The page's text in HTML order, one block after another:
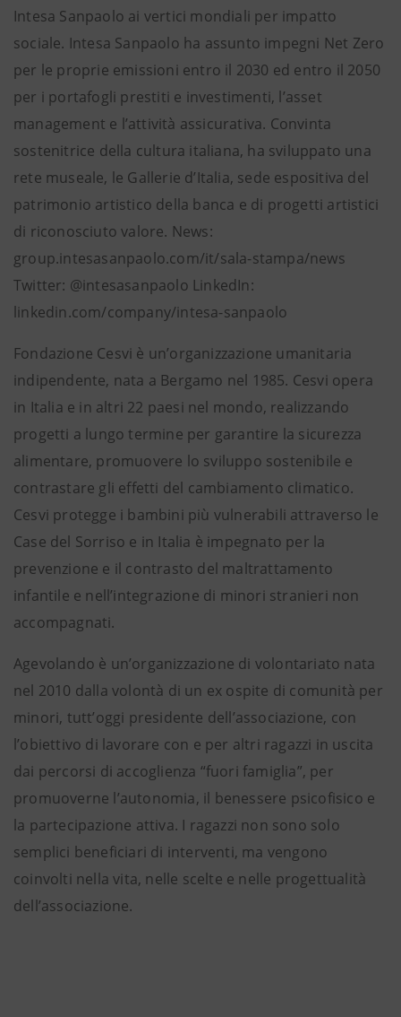
Intesa Sanpaolo ai vertici mondiali per impatto
sociale. Intesa Sanpaolo ha assunto impegni Net Zero
per le proprie emissioni entro il 2030 ed entro il 2050
per i portafogli prestiti e investimenti, l’asset
management e l’attività assicurativa. Convinta
sostenitrice della cultura italiana, ha sviluppato una
rete museale, le Gallerie d’Italia, sede espositiva del
patrimonio artistico della banca e di progetti artistici
di riconosciuto valore. News:
group.intesasanpaolo.com/it/sala-stampa/news
Twitter: @intesasanpaolo LinkedIn:
linkedin.com/company/intesa-sanpaolo
Fondazione Cesvi è un’organizzazione umanitaria
indipendente, nata a Bergamo nel 1985. Cesvi opera
in Italia e in altri 22 paesi nel mondo, realizzando
progetti a lungo termine per garantire la sicurezza
alimentare, promuovere lo sviluppo sostenibile e
contrastare gli effetti del cambiamento climatico.
Cesvi protegge i bambini più vulnerabili attraverso le
Case del Sorriso e in Italia è impegnato per la
prevenzione e il contrasto del maltrattamento
infantile e nell’integrazione di minori stranieri non
accompagnati.
Agevolando è un’organizzazione di volontariato nata
nel 2010 dalla volontà di un ex ospite di comunità per
minori, tutt’oggi presidente dell’associazione, con
l’obiettivo di lavorare con e per altri ragazzi in uscita
dai percorsi di accoglienza “fuori famiglia”, per
promuoverne l’autonomia, il benessere psicofisico e
la partecipazione attiva. I ragazzi non sono solo
semplici beneficiari di interventi, ma vengono
coinvolti nella vita, nelle scelte e nelle progettualità
dell’associazione.